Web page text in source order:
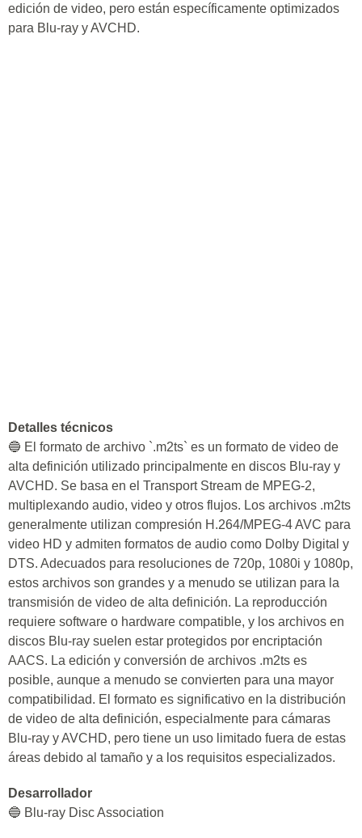
edición de video, pero están específicamente optimizados
para Blu-ray y AVCHD.
Detalles técnicos
🔵 El formato de archivo `.m2ts` es un formato de video de
alta definición utilizado principalmente en discos Blu-ray y
AVCHD. Se basa en el Transport Stream de MPEG-2,
multiplexando audio, video y otros flujos. Los archivos .m2ts
generalmente utilizan compresión H.264/MPEG-4 AVC para
video HD y admiten formatos de audio como Dolby Digital y
DTS. Adecuados para resoluciones de 720p, 1080i y 1080p,
estos archivos son grandes y a menudo se utilizan para la
transmisión de video de alta definición. La reproducción
requiere software o hardware compatible, y los archivos en
discos Blu-ray suelen estar protegidos por encriptación
AACS. La edición y conversión de archivos .m2ts es
posible, aunque a menudo se convierten para una mayor
compatibilidad. El formato es significativo en la distribución
de video de alta definición, especialmente para cámaras
Blu-ray y AVCHD, pero tiene un uso limitado fuera de estas
áreas debido al tamaño y a los requisitos especializados.
Desarrollador
🔵 Blu-ray Disc Association